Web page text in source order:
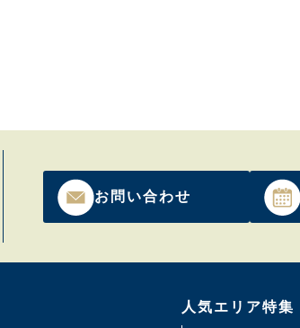
お問い合わせ
人気エリア特集